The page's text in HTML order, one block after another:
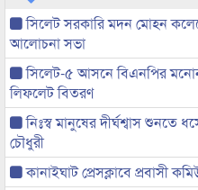
সিলেট সরকারি মদন মোহন
আলোচনা সভা
সিলেট-৫ আসনে বিএনপির
লিফলেট বিতরণ
নিঃস্ব মানুষের দীর্ঘশ্বাস শুনতে
চৌধুরী
কানাইঘাট প্রেসক্লাবে প্রবাসী